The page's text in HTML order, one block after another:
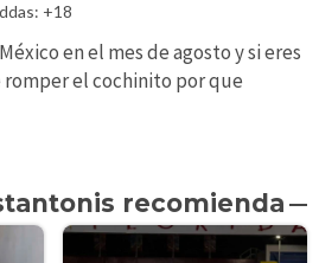
+18
en el mes de agosto y si eres
romper el cochinito por que
recomienda